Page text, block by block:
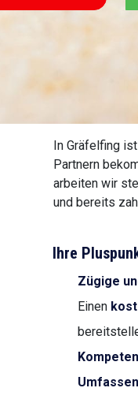
In Gräfelfing
Partnern
arbeiten wir
und bereits
Ihre
Zügige
Einen